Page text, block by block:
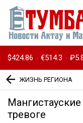
$424.86 · €514.3 ·
ЖИЗНЬ РЕГИОНА
тревоге